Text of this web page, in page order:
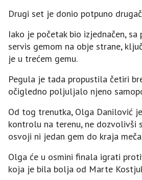
Drugi set je donio potpuno
Iako je početak bio izjednačen,
servis gemom na obje strane,
je u trećem gemu.
Pegula je tada propustila četiri
očigledno poljuljalo njeno
Od tog trenutka, Olga Danilović
kontrolu na terenu, ne dozvolivši
osvoji ni jedan gem do kraja
Olga će u osmini finala igrati
koja je bila bolja od Marte